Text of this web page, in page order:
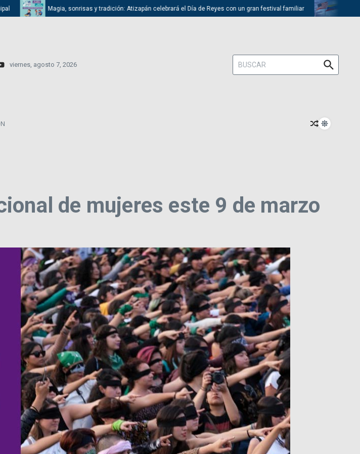
Magia, sonrisas y tradición: Atizapán celebrará el Día de Reyes con un gran festival familiar Trump
viernes, agosto 7, 2026
Buscar:
de mujeres este 9 de marzo